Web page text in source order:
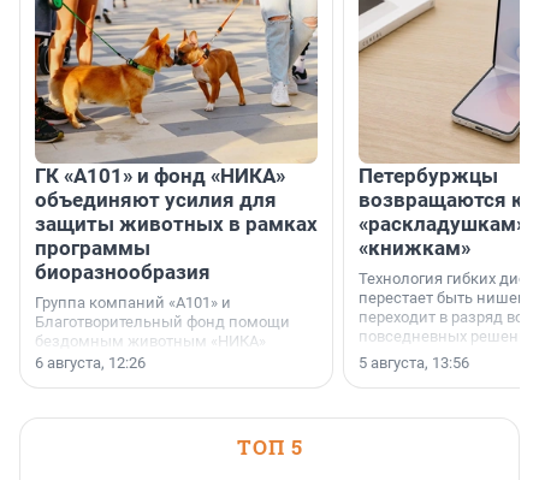
ГК «А101» и фонд «НИКА»
объединяют усилия для
защиты животных в рамках
программы
биоразнообразия
Группа компаний «А101» и
Благотворительный фонд помощи
бездомным животным «НИКА»
заключили соглашение о
6 августа, 12:26
Петербуржцы
возвращаются к
«раскладушкам»
«книжкам»
Технология гибких
перестает быть
переходит в разряд
повседневных
5 августа, 13:56
ТОП 5